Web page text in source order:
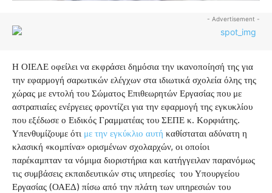
- Advertisement -
Η ΟΙΕΛΕ οφείλει να εκφράσει δημόσια την ικανοποίησή της για
την εφαρμογή σαρωτικών ελέγχων στα ιδιωτικά σχολεία όλης της
χώρας με εντολή του Σώματος Επιθεωρητών Εργασίας που με
αστραπιαίες ενέργειες φροντίζει για την εφαρμογή της εγκυκλίου
που εξέδωσε ο Ειδικός Γραμματέας του ΣΕΠΕ κ. Κορφιάτης.
Υπενθυμίζουμε ότι με την εγκύκλιο αυτή καθίσταται αδύνατη η
κλασική «κομπίνα» ορισμένων σχολαρχών, οι οποίοι
παρέκαμπταν τα νόμιμα διοριστήρια και κατήγγειλαν παρανόμως
τις συμβάσεις εκπαιδευτικών στις υπηρεσίες του Υπουργείου
Εργασίας (ΟΑΕΔ) πίσω από την πλάτη των υπηρεσιών του